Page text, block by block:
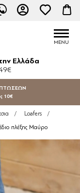
Ελλάδα
10€
/ Loafers /
πλέξης Μαύρο